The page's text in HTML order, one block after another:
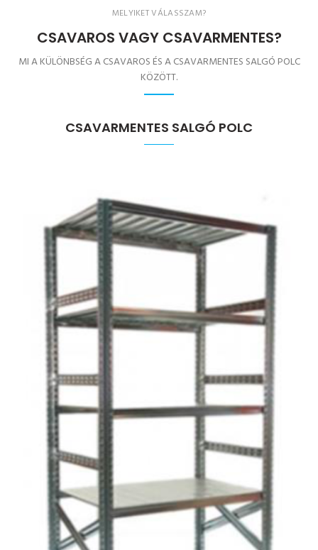
MELYIKET VÁLASSZAM?
CSAVAROS VAGY CSAVARMENTES?
MI A KÜLÖNBSÉG A CSAVAROS ÉS A CSAVARMENTES SALGÓ POLC
KÖZÖTT.
CSAVARMENTES SALGÓ POLC